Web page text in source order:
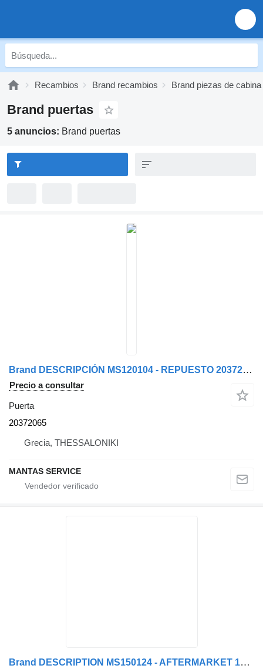
Recambios Brand recambios Brand piezas de cabina
Brand puertas
5 anuncios: Brand puertas
Brand DESCRIPCIÓN MS120104 - REPUESTO 20372065 puerta para cabeza tractora
Precio a consultar
Puerta
20372065
Grecia, THESSALONIKI
MANTAS SERVICE
Brand DESCRIPTION MS150124 - AFTERMARKET 1295619 puerta para camión